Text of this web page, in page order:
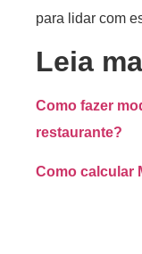
para lidar com
Leia
Como fazer
restaurante?
Como calcular